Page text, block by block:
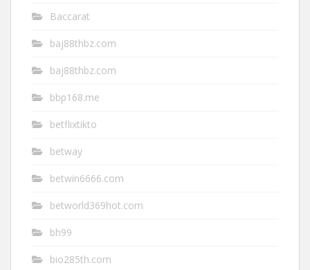
Baccarat
baj88thbz.com
baj88thbz.com
bbp168.me
betflixtikto
betway
betwin6666.com
betworld369hot.com
bh99
bio285th.com